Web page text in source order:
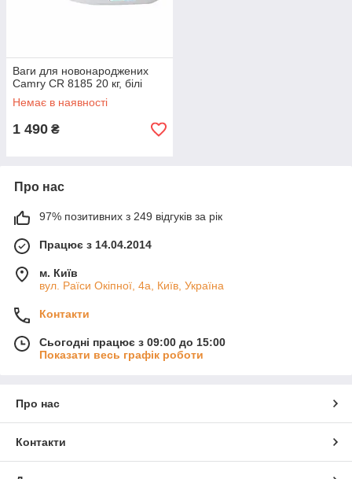
Ваги для новонароджених
Camry CR 8185 20 кг, білі
Немає в наявності
1 490 ₴
Про нас
97% позитивних з 249 відгуків за рік
Працює з 14.04.2014
м. Київ
вул. Раїси Окіпної, 4а, Київ, Україна
Контакти
Сьогодні працює з 09:00 до 15:00
Показати весь графік роботи
Про нас
Контакти